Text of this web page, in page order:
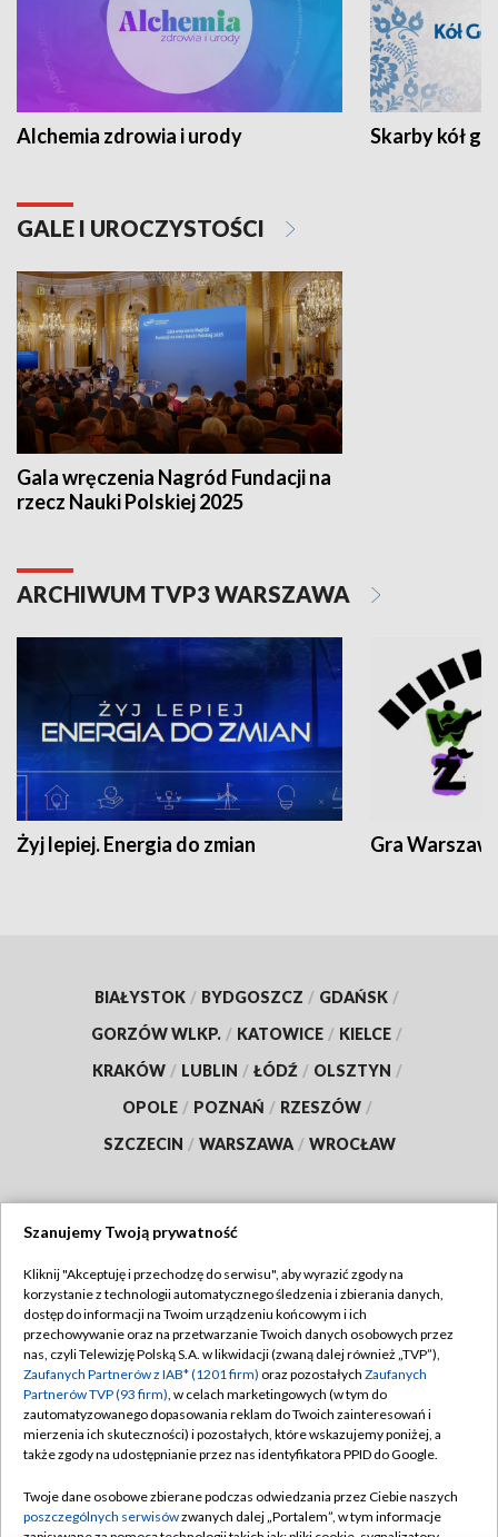
Alchemia zdrowia i urody Skarby kół
GALE I UROCZYSTOŚCI
Gala wręczenia Nagród Fundacji na
rzecz Nauki Polskiej 2025
ARCHIWUM TVP3 WARSZAWA
Żyj lepiej. Energia do zmian Gra
BIAŁYSTOK / BYDGOSZCZ / GDAŃSK /
GORZÓW WLKP. / KATOWICE / KIELCE /
KRAKÓW / LUBLIN / ŁÓDŹ / OLSZTYN /
OPOLE / POZNAŃ / RZESZÓW /
SZCZECIN / WARSZAWA / WROCŁAW
TVP
Abonament TVP
Emisja w TVP
Centrum informacji TVP
Naziemna Telewizja Cyfrowa
Rada Programowa
Regulamin TVP
Polityka prywatności
Moje zgody
Pomoc
Kontakt
Szanujemy Twoją prywatność
Kliknij "Akceptuję i przechodzę do serwisu", aby wyrazić zgody na
korzystanie z technologii automatycznego śledzenia i zbierania danych,
dostęp do informacji na Twoim urządzeniu końcowym i ich
przechowywanie oraz na przetwarzanie Twoich danych osobowych przez
nas, czyli Telewizję Polską S.A. w likwidacji (zwaną dalej również „TVP”),
Zaufanych Partnerów z IAB* (1201 firm) oraz pozostałych Zaufanych
Partnerów TVP (93 firm), w celach marketingowych (w tym do
zautomatyzowanego dopasowania reklam do Twoich zainteresowań i
mierzenia ich skuteczności) i pozostałych, które wskazujemy poniżej, a
także zgody na udostępnianie przez nas identyfikatora PPID do Google.
Twoje dane osobowe zbierane podczas odwiedzania przez Ciebie naszych
poszczególnych serwisówzwanych dalej „Portalem”, w tym informacje